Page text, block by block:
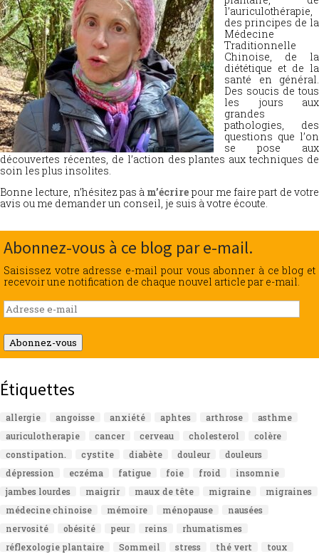
l’auriculothérapie,
des principes de la
Médecine
Traditionnelle
Chinoise, de la
diététique et de la
santé en général.
Des soucis de tous
les jours aux
grandes
pathologies, des
questions que l’on
se pose aux
découvertes récentes, de l’action des plantes aux techniques de
soin les plus insolites.
Bonne lecture, n’hésitez pas à m’écrire pour me faire part de votre
avis ou me demander un conseil, je suis à votre écoute.
Abonnez-vous à ce blog par e-mail.
Saisissez votre adresse e-mail pour vous abonner à ce blog et
recevoir une notification de chaque nouvel article par e-mail.
Adresse
e-
mail
Abonnez-vous
Étiquettes
allergie angoisse anxiété aphtes arthrose
asthme
auriculotherapie
cancer cerveau cholesterol
colère
constipation.
cystite diabète douleur
douleurs
dépression
eczéma fatigue foie froid
insomnie
jambes lourdes
maigrir maux de tête migraine
migraines
médecine chinoise
mémoire ménopause
nausées
nervosité
obésité peur reins
rhumatismes
réflexologie plantaire
Sommeil stress thé vert
toux